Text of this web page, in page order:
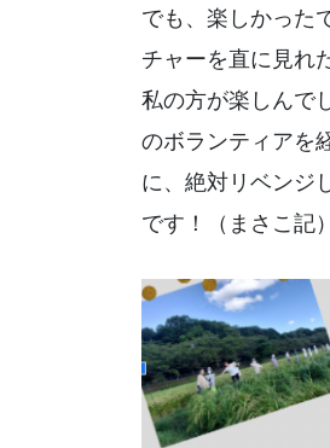
でも、楽しかった
チャーを直に見れ
私の方が楽しんで
のボランティアを
に、絶対リベンジ
です！（まさこ記）